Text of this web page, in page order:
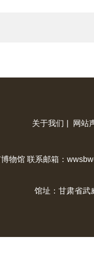
关于我们 网站
物馆 联系邮箱：
馆址：甘肃省武